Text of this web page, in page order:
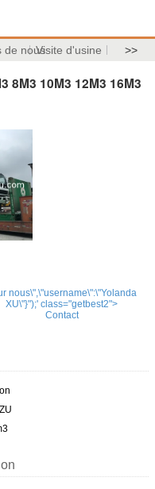
de nousVisite d'usine >>
8M3 10M3 12M3 16M3
nous\",\"username\":\"Yolanda
XU\"}");' class="getbest2">
Contact